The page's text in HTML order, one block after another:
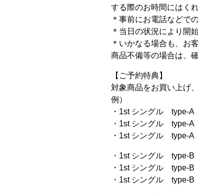
する際のお時間にはく
＊事前にお電話などで
＊当日の状況により開
＊いかなる場合も、お
商品不備等の場合は、
【ご予約特典】
対象商品をお買い上げ
例）
・1st シングル type-
・1st シングル type-
・1st シングル type-
・1st シングル type-
・1st シングル type-
・1st シングル type-